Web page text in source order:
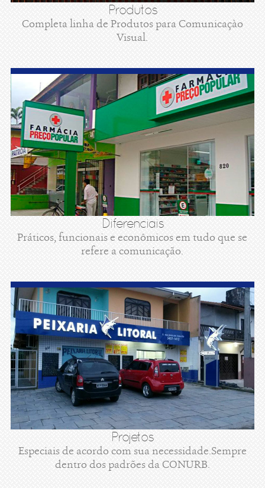
Produtos
Completa linha de Produtos para Comunicaçào
Visual.
Diferenciais
Práticos, funcionais e econômicos em tudo que se
refere a comunicação.
Projetos
Especiais de acordo com sua necessidade.Sempre
dentro dos padrões da CONURB.